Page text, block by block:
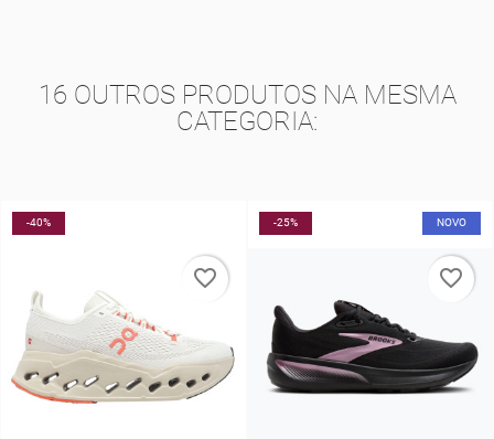
16 OUTROS PRODUTOS NA MESMA
CATEGORIA:
NOVO